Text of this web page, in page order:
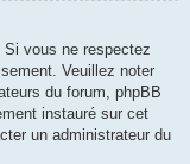
Si vous ne respectez
Veuillez noter
du forum, phpBB
instauré sur cet
un administrateur du